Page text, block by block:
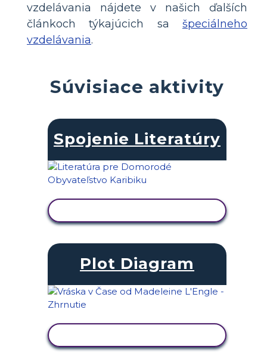
vzdelávania nájdete v našich ďalších
článkoch týkajúcich sa špeciálneho
vzdelávania.
Súvisiace aktivity
Spojenie Literatúry
Plot Diagram